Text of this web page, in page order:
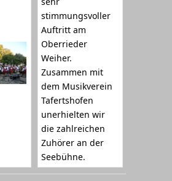
stimmungsvoller
Auftritt am
Oberrieder
Weiher.
Zusammen mit
dem Musikverein
Tafertshofen
unerhielten wir
die zahlreichen
Zuhörer an der
Seebühne.